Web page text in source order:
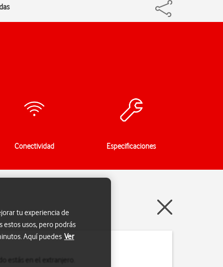
Conectividad Especificaciones
tu experiencia de
estos usos, pero podrás
Aquí puedes Ver